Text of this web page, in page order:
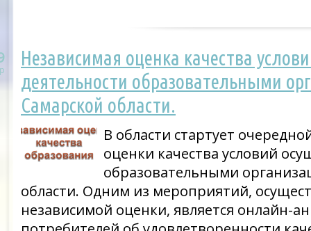
Независимая оценка качества
деятельности образовательными
Самарской области.
В области стартует
оценки качества условий
образовательными
области. Одним из мероприятий,
независимой оценки, является онлайн-